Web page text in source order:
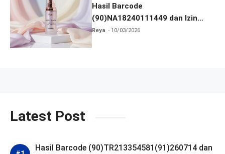
Hasil Barcode
(90)NA18240111449 dan Izin
BPOM
Reya 10/03/2026
Latest Post
Hasil Barcode (90)TR213354581(91)260714 dan